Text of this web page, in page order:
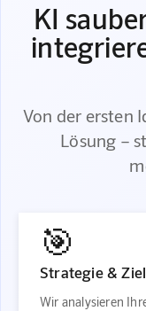
KI
Von der ersten
Lösung –
🎯
Strategie &
Wir analysieren